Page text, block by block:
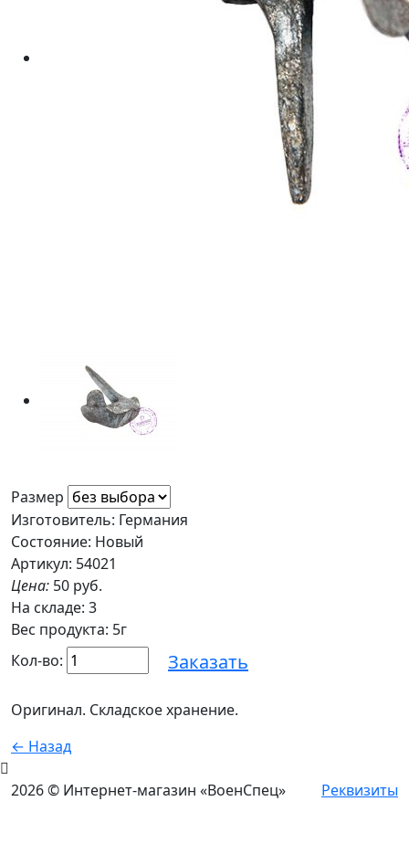
Размер
Изготовитель: Германия
Состояние: Новый
Артикул: 54021
Цена: 50 руб.
На складе: 3
Вес продукта: 5г
Кол-во:
Заказать
Оригинал. Складское хранение.
← Назад
2026 © Интернет-магазин «ВоенСпец» Реквизиты